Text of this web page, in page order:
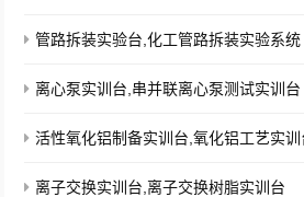
管路拆装实验台,化工管路拆装实验系统
离心泵实训台,串并联离心泵测试实训台
活性氧化铝制备实训台,氧化铝工艺实训
离子交换实训台,离子交换树脂实训台